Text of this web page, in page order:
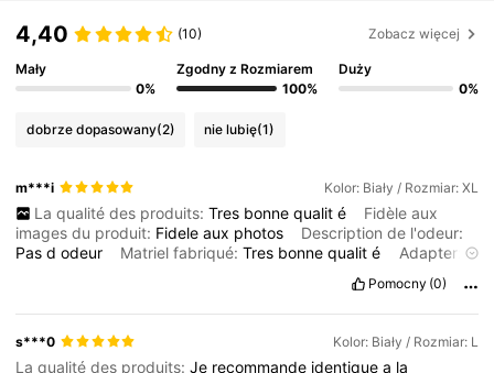
4,40 (10) Zobacz więcej
Mały
0%
Zgodny z Rozmiarem
100%
Duży
0%
dobrze dopasowany(2) nie lubię(1)
m***i Kolor: Biały / Rozmiar: XL
La qualité des produits: Tres bonne qualit é
Fidèle aux
images du produit: Fideleaux photos
Description de l'odeur:
Pasdodeur Matriel fabriqué:Tres bonnequalité
Adapter:
Pomocny (0)
s***0 Kolor: Biały / Rozmiar: L
La qualité des produits:Je recommande identiquea la